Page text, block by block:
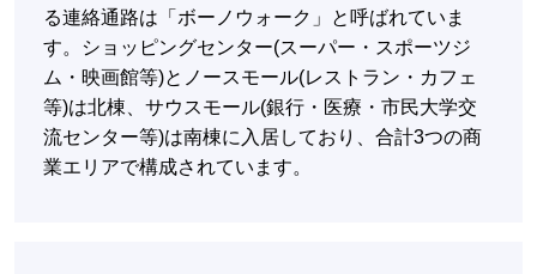
る連絡通路は「ボーノウォーク」と呼ばれていま
す。ショッピングセンター(スーパー・スポーツジ
ム・映画館等)とノースモール(レストラン・カフェ
等)は北棟、サウスモール(銀行・医療・市民大学交
流センター等)は南棟に入居しており、合計3つの商
業エリアで構成されています。